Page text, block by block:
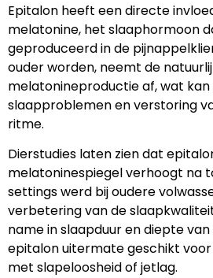
Epitalon heeft een directe
melatonine, het slaaphormoon
geproduceerd in de
ouder worden, neemt de
melatonineproductie af, wat
slaapproblemen en verstoring
ritme.
Dierstudies laten zien dat
melatoninespiegel verhoogt na
settings werd bij oudere
verbetering van de
name in slaapduur en diepte
epitalon uitermate geschikt
met slapeloosheid of jetlag.